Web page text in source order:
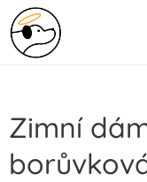
Zimní